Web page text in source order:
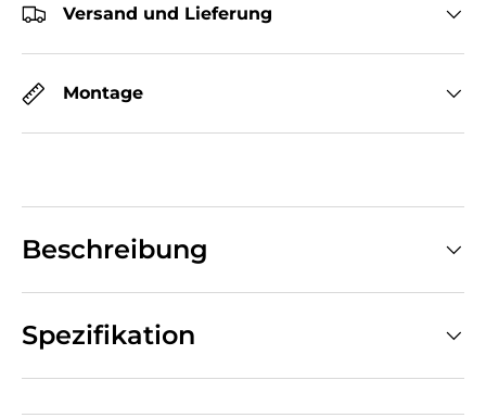
Versand und Lieferung
Montage
Beschreibung
Spezifikation